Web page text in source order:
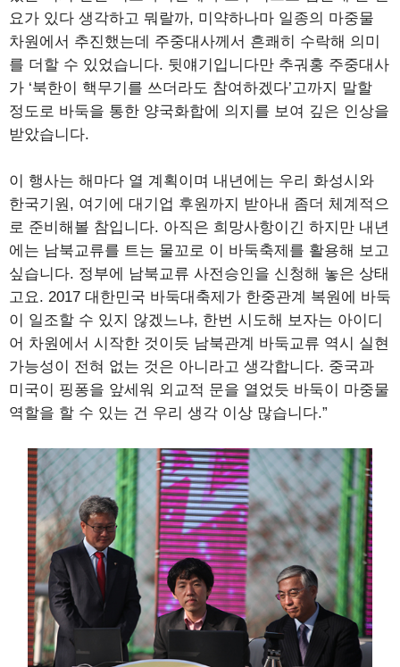
요가 있다 생각하고 뭐랄까, 미약하나마 일종의 마중물
차원에서 추진했는데 주중대사께서 흔쾌히 수락해 의미
를 더할 수 있었습니다. 뒷얘기입니다만 추궈홍 주중대사
가 ‘북한이 핵무기를 쓰더라도 참여하겠다’고까지 말할
정도로 바둑을 통한 양국화합에 의지를 보여 깊은 인상을
받았습니다.
이 행사는 해마다 열 계획이며 내년에는 우리 화성시와
한국기원, 여기에 대기업 후원까지 받아내 좀더 체계적으
로 준비해볼 참입니다. 아직은 희망사항이긴 하지만 내년
에는 남북교류를 트는 물꼬로 이 바둑축제를 활용해 보고
싶습니다. 정부에 남북교류 사전승인을 신청해 놓은 상태
고요. 2017 대한민국 바둑대축제가 한중관계 복원에 바둑
이 일조할 수 있지 않겠느냐, 한번 시도해 보자는 아이디
어 차원에서 시작한 것이듯 남북관계 바둑교류 역시 실현
가능성이 전혀 없는 것은 아니라고 생각합니다. 중국과
미국이 핑퐁을 앞세워 외교적 문을 열었듯 바둑이 마중물
역할을 할 수 있는 건 우리 생각 이상 많습니다.”